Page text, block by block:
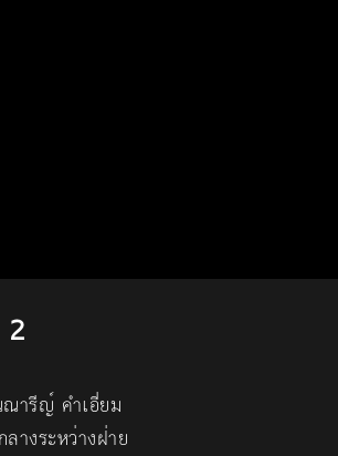
ารีญ์ คำเอี่ยม
างระหว่างฝ่าย